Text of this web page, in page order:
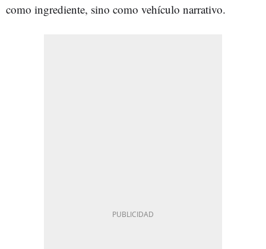
como ingrediente, sino como vehículo narrativo.